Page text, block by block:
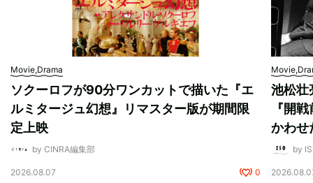
Movie,Drama
ソクーロフが90分ワンカットで描いた『エ
ルミタージュ幻想』リマスター版が期間限
定上映
by CINRA編集部
2026.08.07 0
池松壮
『開
かわせ
by